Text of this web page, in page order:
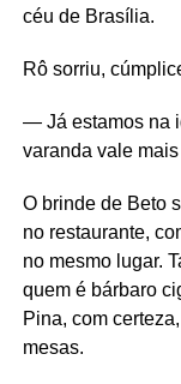
céu de Brasília.
Rô sorriu,
— Já estamos na
varanda vale
O brinde de Beto
no restaurante,
no mesmo lugar.
quem é bárbaro
Pina, com
mesas.